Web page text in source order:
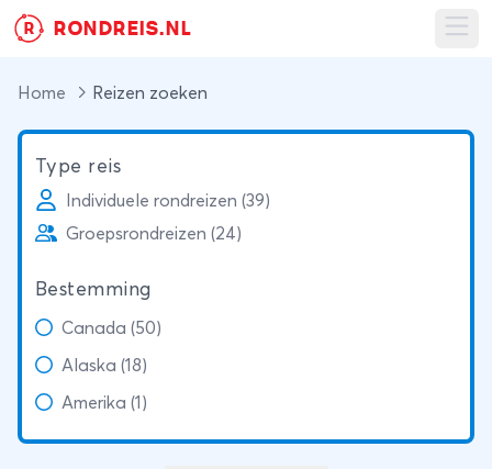
R RONDREIS.NL
Home Reizen zoeken
Type reis
Individuele rondreizen (39)
Groepsrondreizen (24)
Bestemming
Canada (50)
Alaska (18)
Amerika (1)